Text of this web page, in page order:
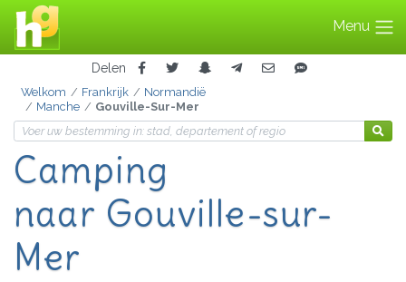
Menu
Delen
Welkom Frankrijk
Normandië
Manche
Gouville-Sur-Mer
Camping
naar Gouville-sur-
Mer